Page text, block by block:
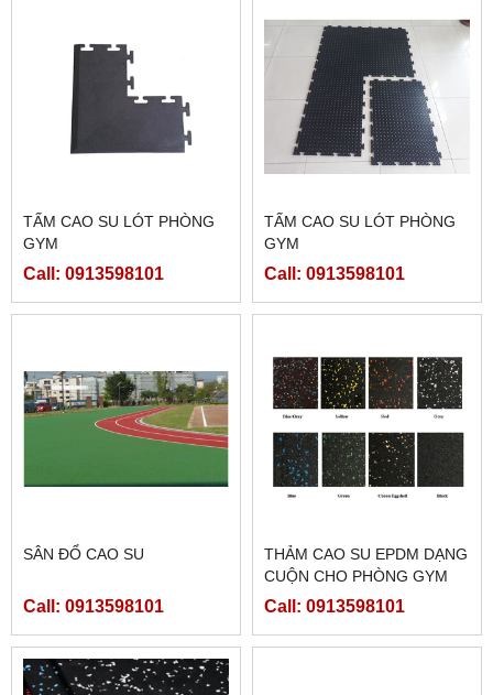
TẤM CAO SU LÓT PHÒNG
GYM
Call: 0913598101
TẤM CAO SU LÓT PHÒNG
GYM
Call: 0913598101
SÂN ĐỔ CAO SU
Call: 0913598101
THẢM CAO SU EPDM DẠNG
CUỘN CHO PHÒNG GYM
(DÀY 2MM;4MM;6MM;8MM)
Call: 0913598101